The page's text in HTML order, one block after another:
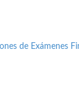
de Exámenes